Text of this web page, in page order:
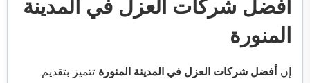
أفضل شركات العزل في المدينة
المنورة
إن أفضل شركات العزل في المدينة المنورة تتميز بتقديم